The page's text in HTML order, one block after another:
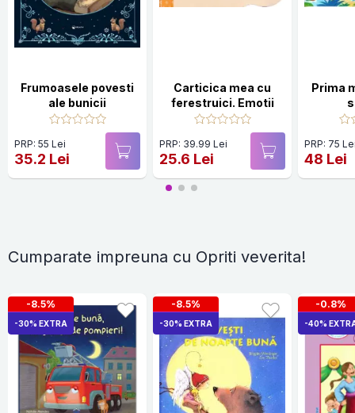
Frumoasele povesti
ale bunicii
PRP: 55 Lei
35.2 Lei
Carticica mea cu
ferestruici. Emotii
PRP: 39.99 Lei
25.6 Lei
Prima
PRP: 75
48 Lei
Cumparate impreuna cu Opriti veverita!
-8.5%
-30% EXTRA
-8.5%
-30% EXTRA
-0.8%
-40%